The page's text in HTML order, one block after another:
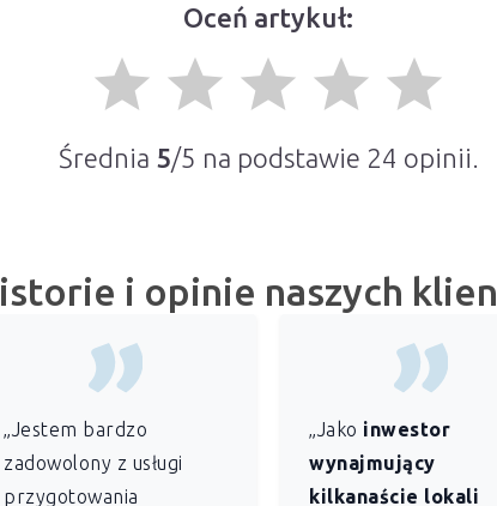
Oceń artykuł:
grade grade grade grade grade
Średnia 5/5 na podstawie 24 opinii.
i opinie naszych
„Jestem bardzo
zadowolony z usługi
przygotowania
„Jako inwestor
wynajmujący
kilkanaście lokali